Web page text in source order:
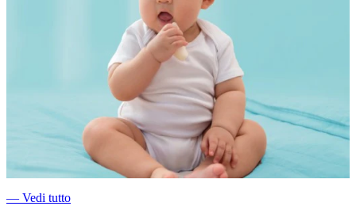
― Vedi tutto